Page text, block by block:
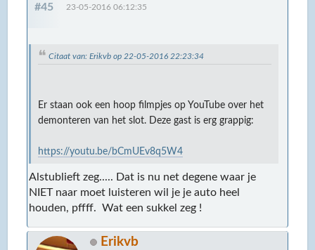
#45 23-05-2016 06:12:35
Citaat van: Erikvb op 22-05-2016 22:23:34
Er staan ook een hoop filmpjes op YouTube over het
demonteren van het slot. Deze gast is erg grappig:
https://youtu.be/bCmUEv8q5W4
Alstublieft zeg..... Dat is nu net degene waar je
NIET naar moet luisteren wil je je auto heel
houden, pffff. Wat een sukkel zeg !
Erikvb